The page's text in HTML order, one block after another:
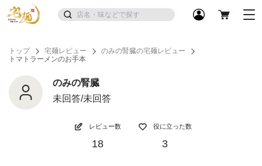
トップ 宅麺レビュー
のみの腎臓の宅麺レビュー
トマトラーメンのお手本
のみの腎臓
未回答/未回答
レビュー数
18
役に立った数
3